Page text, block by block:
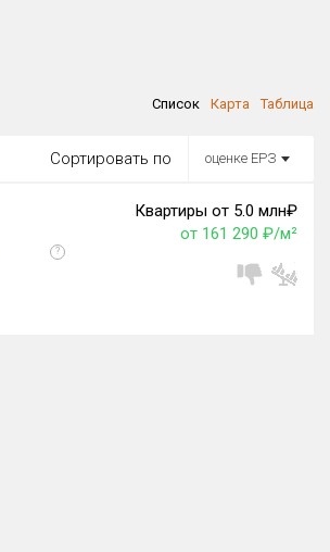
Список Карта Таблица
Сортировать по оценке ЕРЗ
?
Квартиры от 5.0 млн₽
от 161 290 ₽/м²